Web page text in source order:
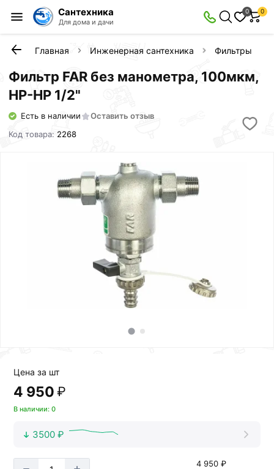
Сантехника
Для дома и дачи
0 0
Главная Инженерная сантехника Фильтры и
Фильтр FAR без манометра, 100мкм,
НР-НР 1/2"
Есть в наличии
Оставить отзыв
Код товара: 2268
Цена за шт
4 950 ₽
В наличии: 0
3500 ₽
4 950 ₽